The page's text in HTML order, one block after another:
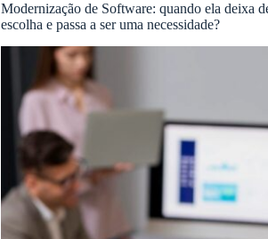
Modernização de Software: quando ela deixa
escolha e passa a ser uma necessidade?